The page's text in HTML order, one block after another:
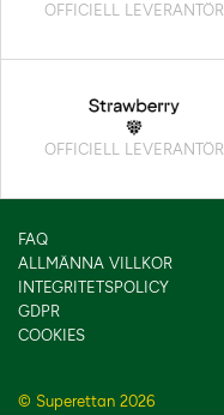
OFFICIELL LEVERANTÖR
OFFICIELL LEVERANTÖR
© Superettan 2026
FAQ
ALLMÄNNA VILLKOR
INTEGRITETSPOLICY
GDPR
COOKIES